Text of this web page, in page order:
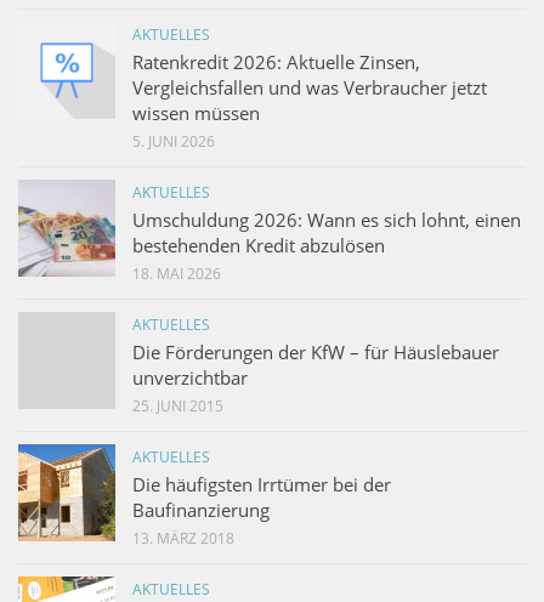
AKTUELLES
Ratenkredit 2026: Aktuelle Zinsen,
Vergleichsfallen und was Verbraucher jetzt
wissen müssen
5. JUNI 2026
AKTUELLES
Umschuldung 2026: Wann es sich lohnt, einen
bestehenden Kredit abzulösen
18. MAI 2026
AKTUELLES
Die Förderungen der KfW – für Häuslebauer
unverzichtbar
25. JUNI 2015
AKTUELLES
Die häufigsten Irrtümer bei der
Baufinanzierung
13. MÄRZ 2018
AKTUELLES